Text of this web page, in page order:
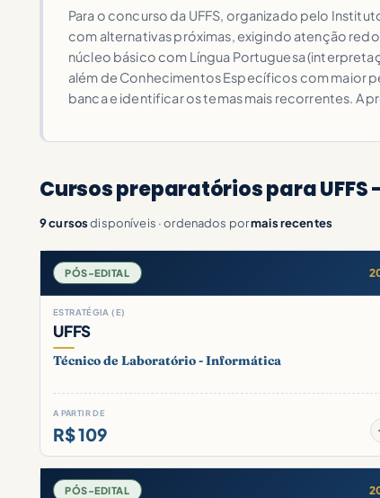
Para o concurso da UFFS, organizado pelo
com alternativas próximas, exigindo atenção
núcleo básico com Língua Portuguesa
além de Conhecimentos Específicos com maior
banca e identificar os temas mais recorrentes. A
Cursos preparatórios para
9 cursosdisponíveis · ordenados pormais recentes
PÓS-EDITAL
ESTRATÉGIA (E)
UFFS
Técnico de Laboratório - Informática
A PARTIR DE
R$ 109
PÓS-EDITAL